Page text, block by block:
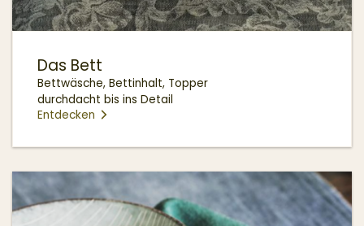
Das Bett
Bettwäsche, Bettinhalt, Topper
durchdacht bis ins Detail
Entdecken